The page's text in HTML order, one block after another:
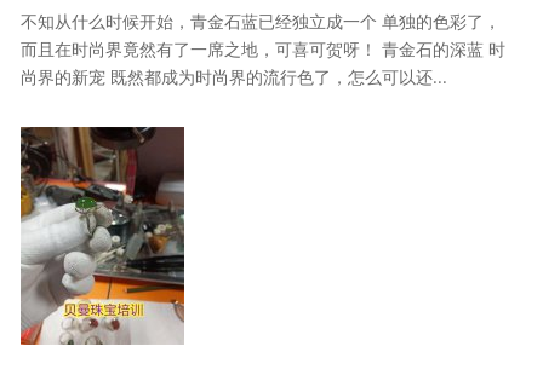
不知从什么时候开始，青金石蓝已经独立成一个 单独的色彩了，
而且在时尚界竟然有了一席之地，可喜可贺呀！ 青金石的深蓝 时
尚界的新宠 既然都成为时尚界的流行色了，怎么可以还...